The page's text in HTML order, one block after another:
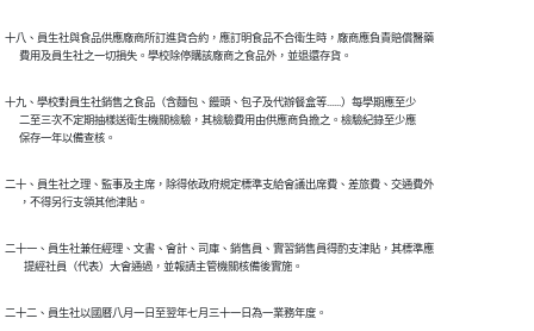
十八、員生社與食品供應廠商所訂進貨合約，應訂明食品不合衛生時，廠商應負責賠償醫藥
      費用及員生社之一切損失。學校除停購該廠商之食品外，並退還存貨。
十九、學校對員生社銷售之食品（含麵包、饅頭、包子及代辦餐盒等......）每學期應至少
      二至三次不定期抽樣送衛生機關檢驗，其檢驗費用由供應商負擔之。檢驗紀錄至少應
      保存一年以備查核。
二十、員生社之理、監事及主席，除得依政府規定標準支給會議出席費、差旅費、交通費外
二十一、員生社兼任經理、文書、會計、司庫、銷售員、實習銷售員得酌支津貼，其標準應
二十二、員生社以國曆八月一日至翌年七月三十一日為一業務年度。